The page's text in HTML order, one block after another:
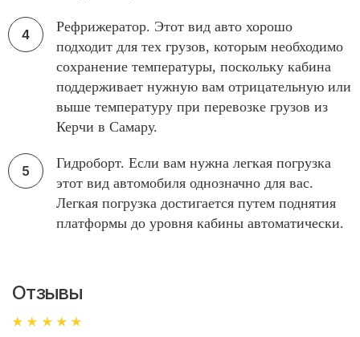
Рефрижератор. Этот вид авто хорошо
подходит для тех грузов, которым необходимо
сохранение температуры, поскольку кабина
поддерживает нужную вам отрицательную или
выше температуру при перевозке грузов из
Керчи в Самару.
Гидроборт. Если вам нужна легкая погрузка
этот вид автомобиля однозначно для вас.
Легкая погрузка достигается путем поднятия
платформы до уровня кабины автоматически.
Отзывы